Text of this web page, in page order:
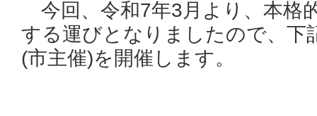
今回、令和7年3月より、本格
する運びとなりましたので、下
(市主催)を開催します。